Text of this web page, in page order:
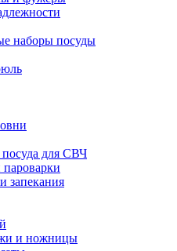
наборы посуды
для СВЧ
запекания
и ножницы